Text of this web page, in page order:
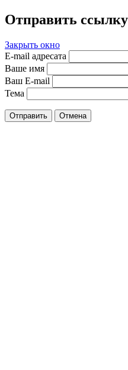
Отправить ссылку
Закрыть окно
E-mail адресата
Ваше имя
Ваш E-mail
Тема
Отправить Отмена